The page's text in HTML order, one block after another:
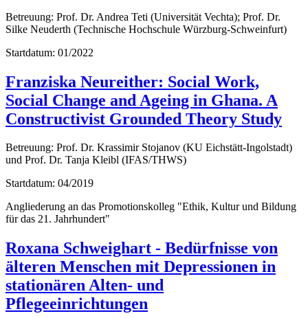
Betreuung: Prof. Dr. Andrea Teti (Universität Vechta); Prof. Dr.
Silke Neuderth (Technische Hochschule Würzburg-Schweinfurt)
Startdatum: 01/2022
Franziska Neureither: Social Work,
Social Change and Ageing in Ghana. A
Constructivist Grounded Theory Study
Betreuung: Prof. Dr. Krassimir Stojanov (KU Eichstätt-Ingolstadt)
und Prof. Dr. Tanja Kleibl (IFAS/THWS)
Startdatum: 04/2019
Angliederung an das Promotionskolleg "Ethik, Kultur und Bildung
für das 21. Jahrhundert"
Roxana Schweighart - Bedürfnisse von
älteren Menschen mit Depressionen in
stationären Alten- und
Pflegeeinrichtungen